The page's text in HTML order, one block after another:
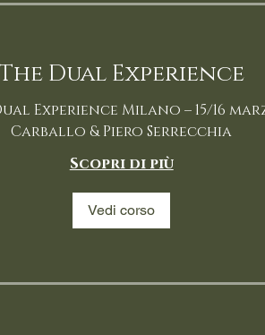
The Dual Experience
Experience Milano – 15/16
Carballo & Piero Serrecchia
Scopri di più
Vedi corso